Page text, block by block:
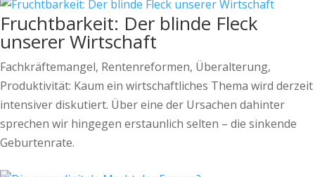
Fruchtbarkeit: Der blinde Fleck
unserer Wirtschaft
Fachkräftemangel, Rentenreformen, Überalterung,
Produktivität: Kaum ein wirtschaftliches Thema wird derzeit
intensiver diskutiert. Über eine der Ursachen dahinter
sprechen wir hingegen erstaunlich selten – die sinkende
Geburtenrate.